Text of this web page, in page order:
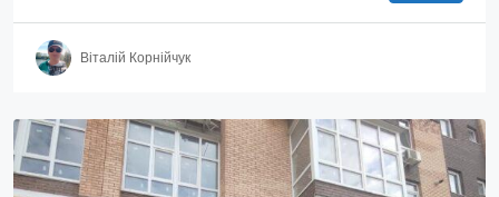
Віталій Корнійчук